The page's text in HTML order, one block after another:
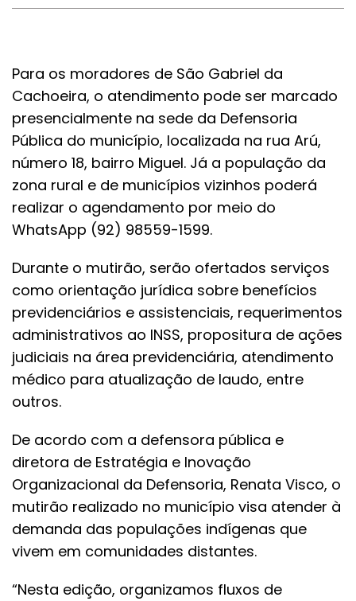
Para os moradores de São Gabriel da
Cachoeira, o atendimento pode ser marcado
presencialmente na sede da Defensoria
Pública do município, localizada na rua Arú,
número 18, bairro Miguel. Já a população da
zona rural e de municípios vizinhos poderá
realizar o agendamento por meio do
WhatsApp (92) 98559-1599.
Durante o mutirão, serão ofertados serviços
como orientação jurídica sobre benefícios
previdenciários e assistenciais, requerimentos
administrativos ao INSS, propositura de ações
judiciais na área previdenciária, atendimento
médico para atualização de laudo, entre
outros.
De acordo com a defensora pública e
diretora de Estratégia e Inovação
Organizacional da Defensoria, Renata Visco, o
mutirão realizado no município visa atender à
demanda das populações indígenas que
vivem em comunidades distantes.
“Nesta edição, organizamos fluxos de